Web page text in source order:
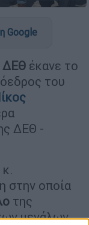
Google
ΔΕΘ έκανε το
του
ΔΕΘ -
στην οποία
της
μεγάλων